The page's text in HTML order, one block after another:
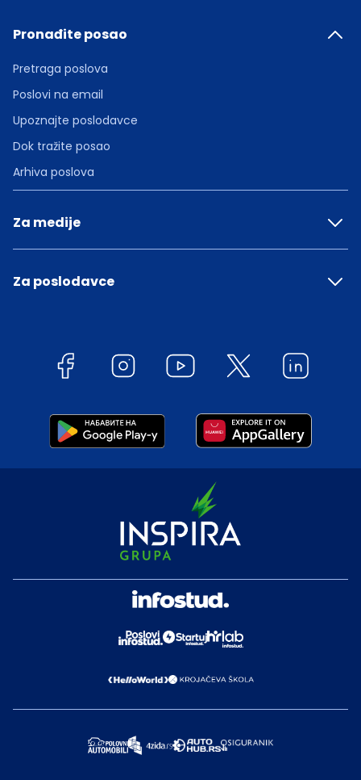
Pronađite posao
Pretraga poslova
Poslovi na email
Upoznajte poslodavce
Dok tražite posao
Arhiva poslova
Za medije
Za poslodavce